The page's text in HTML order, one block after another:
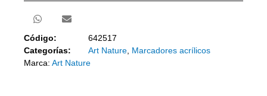
Código:
642517
Categorías:
Art Nature Marcadores acrílicos
Marca: Art Nature